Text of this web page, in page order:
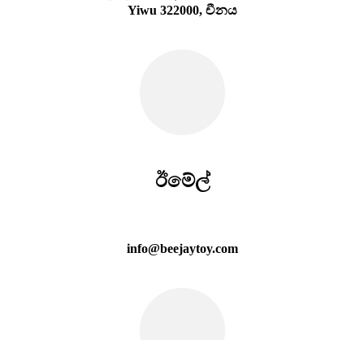
Yiwu 322000, චීනය
ඊමේල්
info@beejaytoy.com